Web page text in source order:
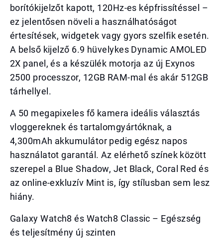
borítókijelzőt kapott, 120Hz-es képfrissítéssel –
ez jelentősen növeli a használhatóságot
értesítések, widgetek vagy gyors szelfik esetén.
A belső kijelző 6.9 hüvelykes Dynamic AMOLED
2X panel, és a készülék motorja az új Exynos
2500 processzor, 12GB RAM-mal és akár 512GB
tárhellyel.
A 50 megapixeles fő kamera ideális választás
vloggereknek és tartalomgyártóknak, a
4,300mAh akkumulátor pedig egész napos
használatot garantál. Az elérhető színek között
szerepel a Blue Shadow, Jet Black, Coral Red és
az online-exkluzív Mint is, így stílusban sem lesz
hiány.
Galaxy Watch8 és Watch8 Classic – Egészség
és teljesítmény új szinten